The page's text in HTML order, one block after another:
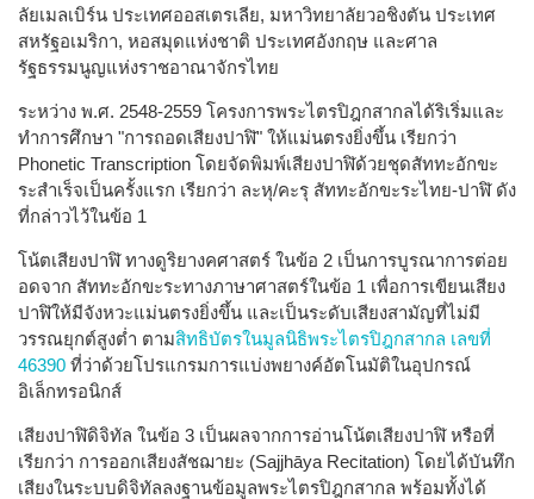
ลัยเมลเบิร์น ประเทศออสเตรเลีย, มหาวิทยาลัยวอชิงตัน ประเทศ
สหรัฐอเมริกา, หอสมุดแห่งชาติ ประเทศอังกฤษ และศาล
รัฐธรรมนูญแห่งราชอาณาจักรไทย
ระหว่าง พ.ศ. 2548-2559 โครงการพระไตรปิฎกสากลได้ริเริ่มและ
ทำการศึกษา "การถอดเสียงปาฬิ" ให้แม่นตรงยิ่งขึ้น เรียกว่า
Phonetic Transcription โดยจัดพิมพ์เสียงปาฬิด้วยชุดสัททะอักขะ
ระสำเร็จเป็นครั้งแรก เรียกว่า ละหุ/คะรุ สัททะอักขะระไทย-ปาฬิ ดัง
ที่กล่าวไว้ในข้อ 1
โน้ตเสียงปาฬิ ทางดูริยางคศาสตร์ ในข้อ 2 เป็นการบูรณาการต่อย
อดจาก สัททะอักขะระทางภาษาศาสตร์ในข้อ 1 เพื่อการเขียนเสียง
ปาฬิให้มีจังหวะแม่นตรงยิ่งขึ้น และเป็นระดับเสียงสามัญที่ไม่มี
วรรณยุกต์สูงต่ำ ตามสิทธิบัตรในมูลนิธิพระไตรปิฎกสากล เลขที่
46390 ที่ว่าด้วยโปรแกรมการแบ่งพยางค์อัตโนมัติในอุปกรณ์
อิเล็กทรอนิกส์
เสียงปาฬิดิจิทัล ในข้อ 3 เป็นผลจากการอ่านโน้ตเสียงปาฬิ หรือที่
เรียกว่า การออกเสียงสัชฌายะ (Sajjhāya Recitation) โดยได้บันทึก
เสียงในระบบดิจิทัลลงฐานข้อมูลพระไตรปิฎกสากล พร้อมทั้งได้